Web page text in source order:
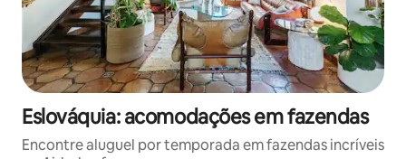
Eslováquia: acomodações em fazendas
Encontre aluguel por temporada em fazendas incríveis